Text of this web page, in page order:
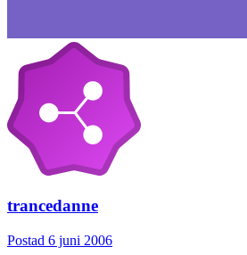
trancedanne
Postad 6 juni 2006